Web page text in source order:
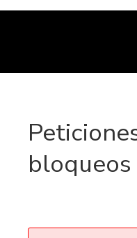
bloqueos